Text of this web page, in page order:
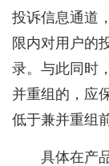
投诉信息通道
限内对用户的
录。与此同时
并重组的，应
低于兼并重组
具体在产